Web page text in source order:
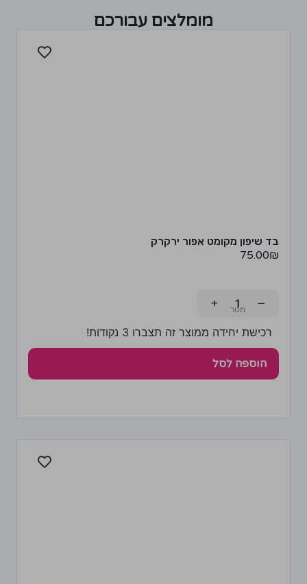
מומלצים עבורכם
בד שיפון מקומט אפור ירקרק
75.00₪
−
+
רכישת יחידה ממוצר זה תצברו 3 נקודות!
הוספה לסל